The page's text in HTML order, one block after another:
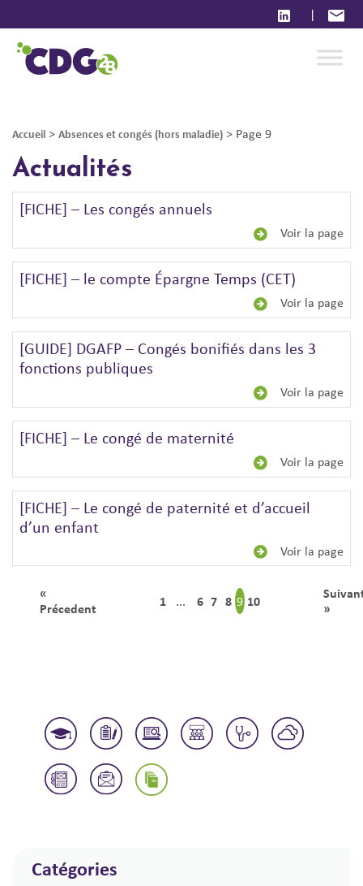
|
Accueil > Absences et congés (hors maladie) > Page 9
Actualités
[FICHE] – Les congés annuels
Voir la page
[FICHE] – le compte Épargne Temps (CET)
Voir la page
[GUIDE] DGAFP – Congés bonifiés dans les 3
fonctions publiques
Voir la page
[FICHE] – Le congé de maternité
Voir la page
[FICHE] – Le congé de paternité et d’accueil
d’un enfant
Voir la page
«
Précedent
1 ... 6 7 8 9 10
»
Catégories